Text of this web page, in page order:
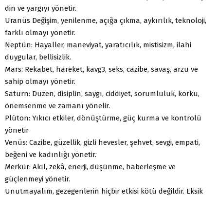
din ve yargıyı yönetir.
Uranüs Değişim, yenilenme, açığa çıkma, aykırılık, teknoloji,
farklı olmayı yönetir.
Neptün: Hayaller, maneviyat, yaratıcılık, mistisizm, ilahi
duygular, bellisizlik.
Mars: Rekabet, hareket, kavg3, seks, cazibe, savaş, arzu ve
sahip olmayı yönetir.
Satürn: Düzen, disiplin, saygı, ciddiyet, sorumluluk, korku,
önemsenme ve zamanı yönelir.
Plüton: Yıkıcı etkiler, dönüştürme, güç kurma ve kontrolü
yönetir
Venüs: Cazibe, güzellik, gizli hevesler, şehvet, sevgi, empati,
beğeni ve kadınlığı yönetir.
Merkür: Akıl, zekâ, enerji, düşünme, haberleşme ve
güçlenmeyi yönetir.
Unutmayalım, gezegenlerin hiçbir etkisi kötü değildir. Eksik